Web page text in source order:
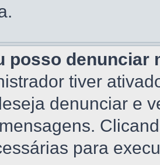
posso denunciar
tiver
denunciar e
para